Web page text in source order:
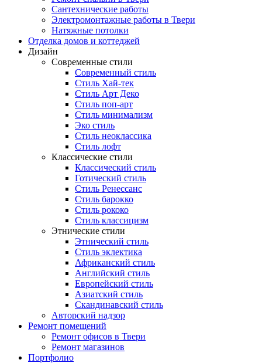
Сантехнические работы
Электромонтажные работы в Твери
Натяжные потолки
Отделка домов и коттеджей
Дизайн
Современные стили
Современный стиль
Стиль Хай-тек
Стиль Арт Деко
Стиль поп-арт
Стиль минимализм
Эко стиль
Стиль неоклассика
Стиль лофт
Классические стили
Классический стиль
Готический стиль
Стиль Ренессанс
Стиль барокко
Стиль рококо
Стиль классицизм
Этнические стили
Этнический стиль
Стиль эклектика
Африканский стиль
Английский стиль
Европейский стиль
Азиатский стиль
Скандинавский стиль
Авторский надзор
Ремонт помещений
Ремонт офисов в Твери
Ремонт магазинов
Портфолио